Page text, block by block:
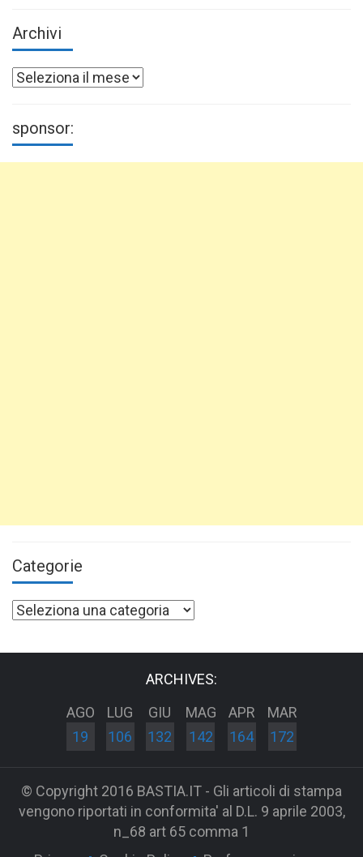
Archivi
Archivi
sponsor:
Categorie
Categorie
ARCHIVES:
AGO
19
LUG
106
GIU
132
MAG
142
APR
164
MAR
172
© Copyright 2016 BASTIA.IT - Gli articoli di stampa
vengono riportati in conformita' al D.L. 9 aprile 2003,
n_68 art 65 comma 1